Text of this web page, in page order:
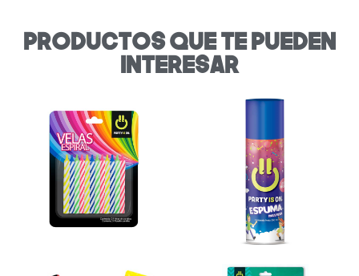
productos que te pueden
interesar